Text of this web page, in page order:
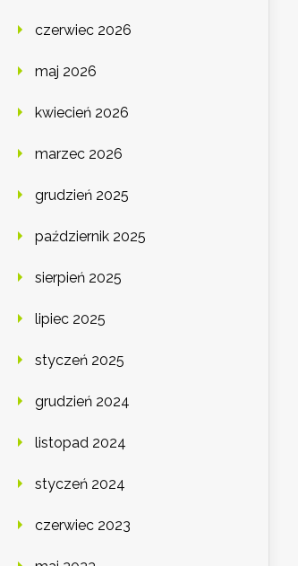
czerwiec 2026
maj 2026
kwiecień 2026
marzec 2026
grudzień 2025
październik 2025
sierpień 2025
lipiec 2025
styczeń 2025
grudzień 2024
listopad 2024
styczeń 2024
czerwiec 2023